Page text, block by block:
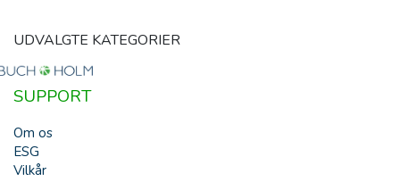
UDVALGTE KATEGORIER
SUPPORT
Om os
ESG
Vilkår